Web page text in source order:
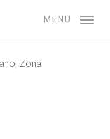
MENU
Zona